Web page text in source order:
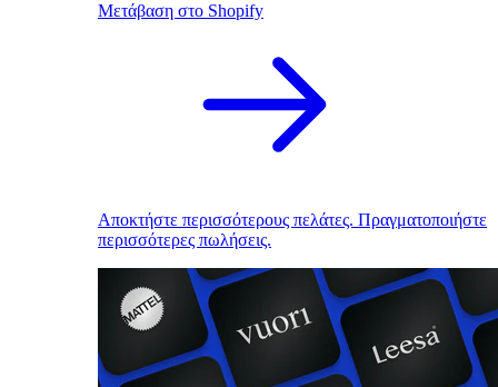
Μετάβαση στο Shopify
Αποκτήστε περισσότερους πελάτες. Πραγματοποιήστε
περισσότερες πωλήσεις.